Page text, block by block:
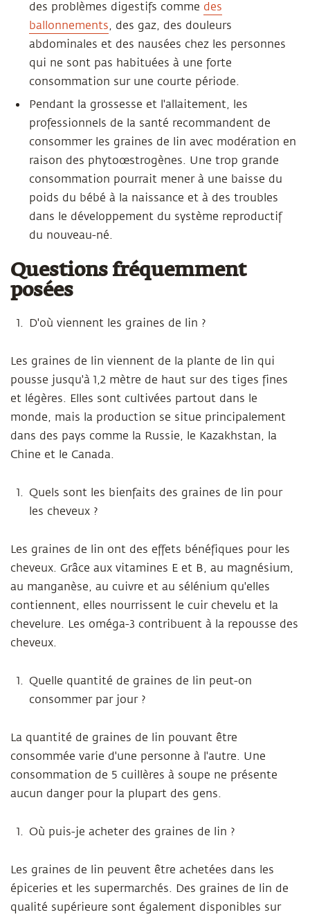
des problèmes digestifs comme des
ballonnements, des gaz, des douleurs
abdominales et des nausées chez les personnes
qui ne sont pas habituées à une forte
consommation sur une courte période.
Pendant la grossesse et l'allaitement, les
professionnels de la santé recommandent de
consommer les graines de lin avec modération en
raison des phytoœstrogènes. Une trop grande
consommation pourrait mener à une baisse du
poids du bébé à la naissance et à des troubles
dans le développement du système reproductif
du nouveau-né.
Questions fréquemment
posées
D'où viennent les graines de lin ?
Les graines de lin viennent de la plante de lin qui
pousse jusqu'à 1,2 mètre de haut sur des tiges fines
et légères. Elles sont cultivées partout dans le
monde, mais la production se situe principalement
dans des pays comme la Russie, le Kazakhstan, la
Chine et le Canada.
Quels sont les bienfaits des graines de lin pour
les cheveux ?
Les graines de lin ont des effets bénéfiques pour les
cheveux. Grâce aux vitamines E et B, au magnésium,
au manganèse, au cuivre et au sélénium qu'elles
contiennent, elles nourrissent le cuir chevelu et la
chevelure. Les oméga-3 contribuent à la repousse des
cheveux.
Quelle quantité de graines de lin peut-on
consommer par jour ?
La quantité de graines de lin pouvant être
consommée varie d'une personne à l'autre. Une
consommation de 5 cuillères à soupe ne présente
aucun danger pour la plupart des gens.
Où puis-je acheter des graines de lin ?
Les graines de lin peuvent être achetées dans les
épiceries et les supermarchés. Des graines de lin de
qualité supérieure sont également disponibles sur